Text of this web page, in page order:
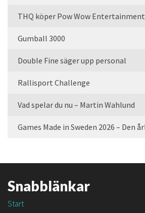
THQ köper Pow Wow Entertainment
Gumball 3000
Double Fine säger upp personal
Rallisport Challenge
Vad spelar du nu – Martin Wahlund
Snabblänkar
Start